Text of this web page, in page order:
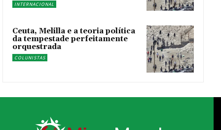
INTERNACIONAL
Ceuta, Melilla e a teoria política
da tempestade perfeitamente
orquestrada
COLUNISTAS